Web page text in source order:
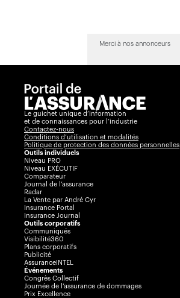
Merci à nos annonceurs
Le guichet unique d’information
et de connaissances pour l’industrie
Contactez-nous
Conditions d’utilisation et modalités
Politique de protection des données personnelles
Outils individuels
Niveau PRO
Niveau EXÉCUTIF
Comparateur
Journal de l’assurance
Radar
La Vente par André Cyr
Insurance Portal
Insurance Journal
Outils corporatifs
Communiqués
Visibilité360
Plans corporatifs
Publicité
AssuranceINTEL
Événements
Congrès Collectif
Journée de l’assurance de dommages
Prix Excellence